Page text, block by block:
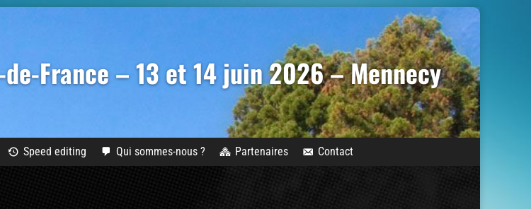
France – 13 et 14 juin 2026 – Mennecy
Speed editing Qui sommes-nous ? Partenaires Contact